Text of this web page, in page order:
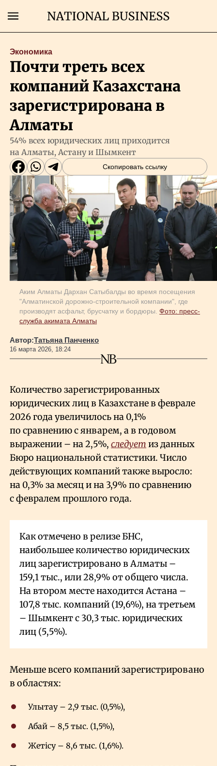
Главная
Бизнес
Рынки
Технологии
Власть
Геополитика
Исследования
Люди
Life & Arts
Все новости
Экономика
Почти треть всех
компаний Казахстана
зарегистрирована в
Алматы
54% всех юридических лиц приходится
на Алматы, Астану и Шымкент
Скопировать ссылку
Аким Алматы Дархан Сатыбалды во время посещения
"Алматинской дорожно-строительной компании", где
производят асфальт, брусчатку и бордюры. Фото: пресс-
служба акимата Алматы
Автор:Татьяна Панченко
16 марта 2026, 18:24
Количество зарегистрированных
юридических лиц в Казахстане в феврале
2026 года увеличилось на 0,1%
по сравнению с январем, а в годовом
выражении – на 2,5%, следует из данных
Бюро национальной статистики. Число
действующих компаний также выросло:
на 0,3% за месяц и на 3,9% по сравнению
с февралем прошлого года.
Как отмечено в релизе БНС,
наибольшее количество юридических
лиц зарегистрировано в Алматы –
159,1 тыс., или 28,9% от общего числа.
На втором месте находится Астана –
107,8 тыс. компаний (19,6%), на третьем
– Шымкент с 30,3 тыс. юридических
лиц (5,5%).
Меньше всего компаний зарегистрировано
в областях:
Улытау – 2,9 тыс. (0,5%),
Абай – 8,5 тыс. (1,5%),
Жетісу – 8,6 тыс. (1,6%).